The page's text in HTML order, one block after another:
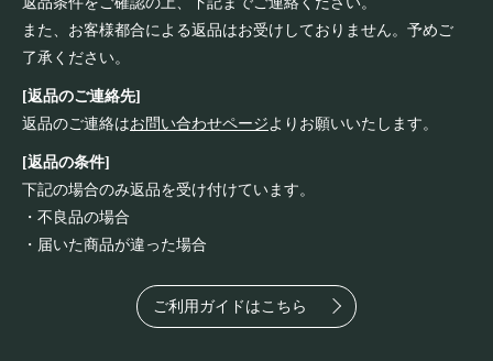
また、お客様都合による返品はお受けしておりません。予めご
了承ください。
[返品のご連絡先]
返品のご連絡はお問い合わせページ よりお願いいたします。
[返品の条件]
下記の場合のみ返品を受け付けています。
・不良品の場合
・届いた商品が違った場合
ご利用ガイドはこちら